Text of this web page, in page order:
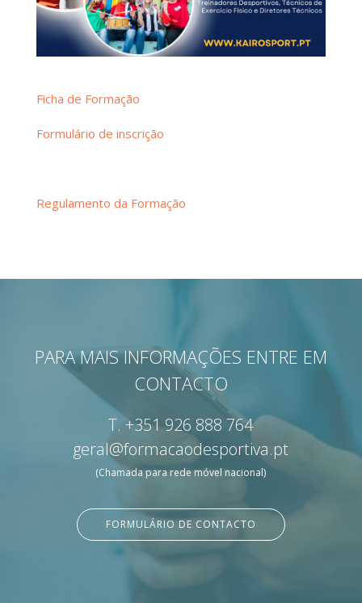
Ficha de Formação
Formulário de inscrição
Regulamento da Formação
PARA MAIS INFORMAÇÕES ENTRE EM
CONTACTO
T.+351 926 888 764
geral@formacaodesportiva.pt
(Chamada para rede móvel nacional)
FORMULÁRIO DE CONTACTO